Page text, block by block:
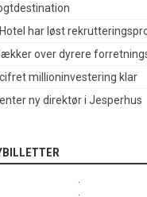
har løst
over dyrere
millioninvestering klar
ny direktør i Jesperhus